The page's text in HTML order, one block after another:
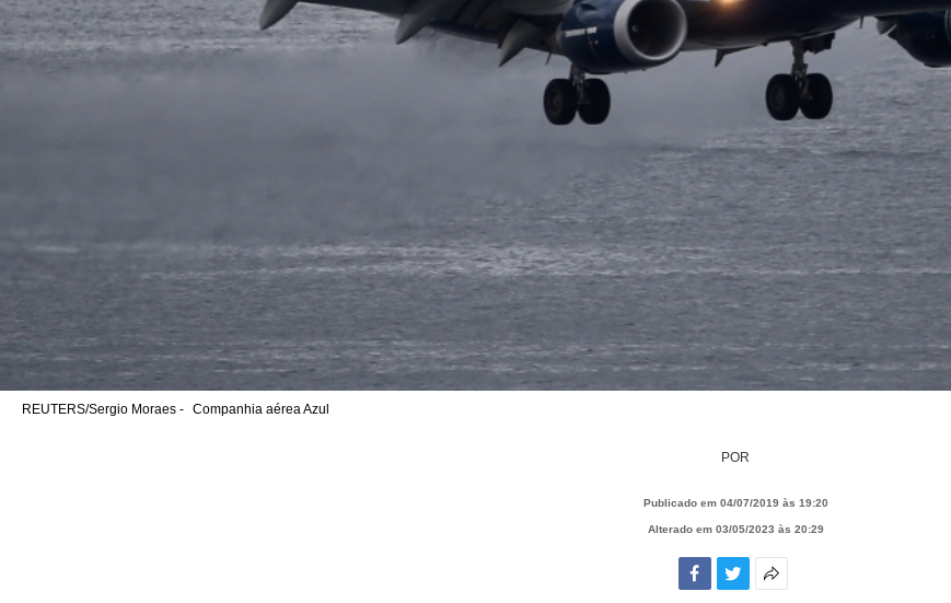
REUTERS/Sergio Moraes - Companhia aérea Azul
POR
Publicado em 04/07/2019 às 19:20
Alterado em 03/05/2023 às 20:29